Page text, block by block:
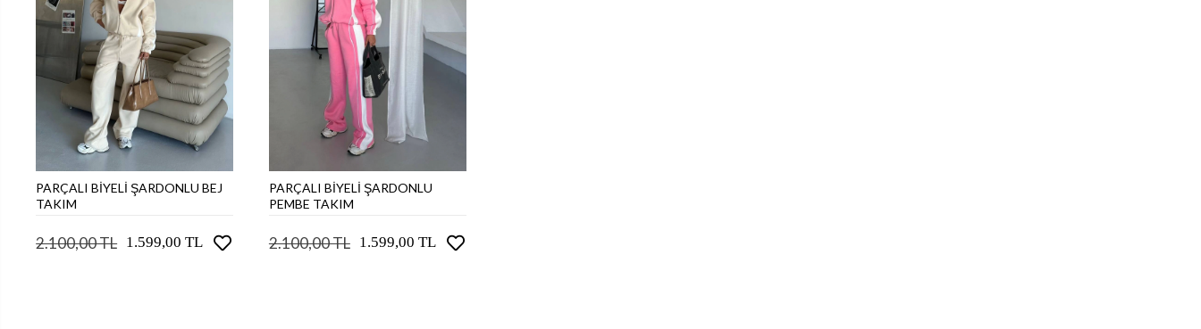
اضف الى سلة التسوق
PARÇALI BİYELİ ŞARDONLU BEJ
TAKIM
2.100,00 TL 1.599,00 TL
اضف الى سلة التسوق
PARÇALI BİYELİ ŞARDONLU
PEMBE TAKIM
2.100,00 TL 1.599,00 TL